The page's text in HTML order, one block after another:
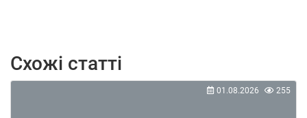
Схожі статті
01.08.2026 255